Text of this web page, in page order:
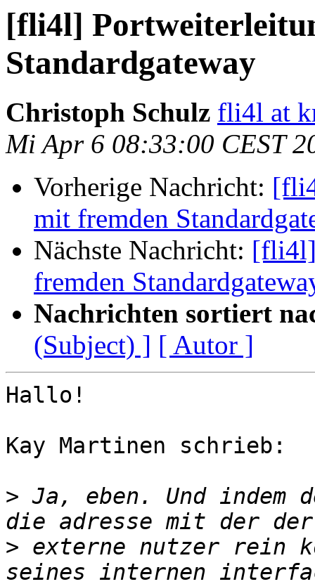
[fli4l]
Standardgateway
Christoph Schulz fli4l at
Mi Apr 6 08:33:00 CEST
Vorherige Nachricht:
mit fremden
Nächste Nachricht: [fli4l]
fremden
Nachrichten sortiert
(Subject) ] [ Autor ]
Hallo!
Kay Martinen schrieb:
> Ja, eben. Und
> externe nutzer rein